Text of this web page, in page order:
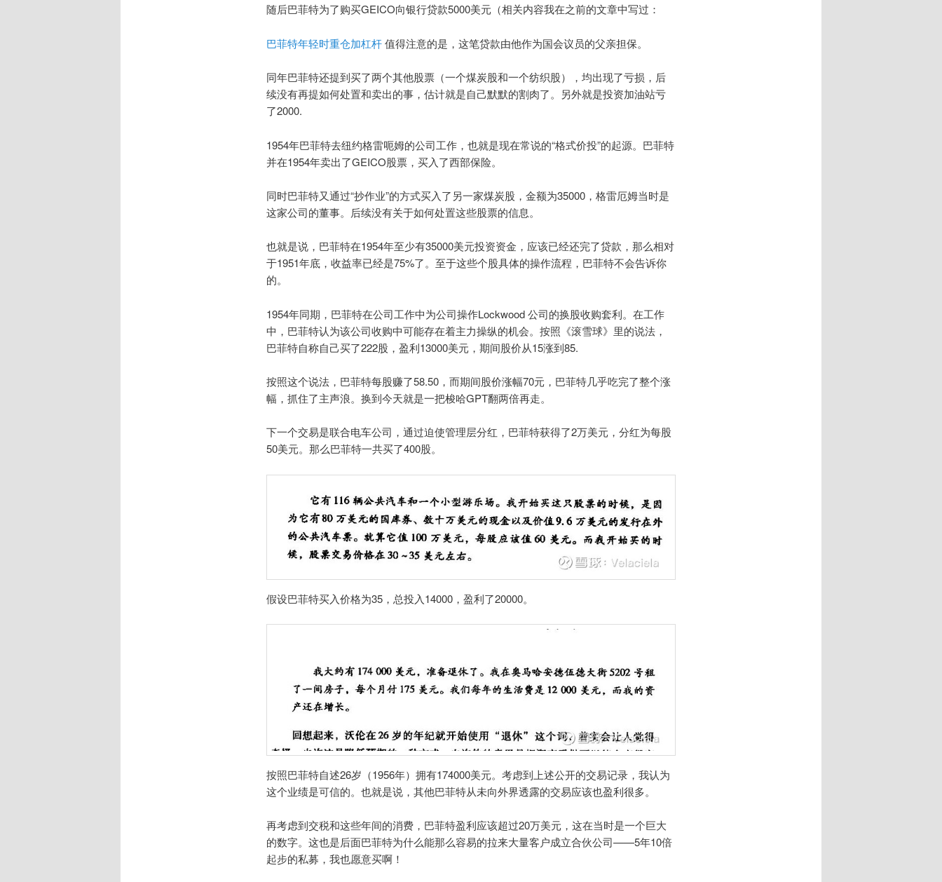
随后巴菲特为了购买GEICO向银行贷款5000美元（相关内容我在之前的文章中写过：
巴菲特年轻时重仓加杠杆值得注意的是，这笔贷款由他作为国会议员的父亲担保。
同年巴菲特还提到买了两个其他股票（一个煤炭股和一个纺织股），均出现了亏损，后
续没有再提如何处置和卖出的事，估计就是自己默默的割肉了。另外就是投资加油站亏
了2000.
1954年巴菲特去纽约格雷呃姆的公司工作，也就是现在常说的“格式价投”的起源。巴菲特
并在1954年卖出了GEICO股票，买入了西部保险。
同时巴菲特又通过“抄作业”的方式买入了另一家煤炭股，金额为35000，格雷厄姆当时是
这家公司的董事。后续没有关于如何处置这些股票的信息。
也就是说，巴菲特在1954年至少有35000美元投资资金，应该已经还完了贷款，那么相对
于1951年底，收益率已经是75%了。至于这些个股具体的操作流程，巴菲特不会告诉你
的。
1954年同期，巴菲特在公司工作中为公司操作Lockwood 公司的换股收购套利。在工作
中，巴菲特认为该公司收购中可能存在着主力操纵的机会。按照《滚雪球》里的说法，
巴菲特自称自己买了222股，盈利13000美元，期间股价从15涨到85.
按照这个说法，巴菲特每股赚了58.50，而期间股价涨幅70元，巴菲特几乎吃完了整个涨
幅，抓住了主声浪。换到今天就是一把梭哈GPT翻两倍再走。
下一个交易是联合电车公司，通过迫使管理层分红，巴菲特获得了2万美元，分红为每股
50美元。那么巴菲特一共买了400股。
假设巴菲特买入价格为35，总投入14000，盈利了20000。
按照巴菲特自述26岁（1956年）拥有174000美元。考虑到上述公开的交易记录，我认为
这个业绩是可信的。也就是说，其他巴菲特从未向外界透露的交易应该也盈利很多。
再考虑到交税和这些年间的消费，巴菲特盈利应该超过20万美元，这在当时是一个巨大
的数字。这也是后面巴菲特为什么能那么容易的拉来大量客户成立合伙公司——5年10倍
起步的私募，我也愿意买啊！